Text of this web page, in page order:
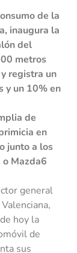
de la
inaugura la
del
metros
registra un
y un 10% en
de
en
junto a los
Mazda6
general
hoy la
de
sus